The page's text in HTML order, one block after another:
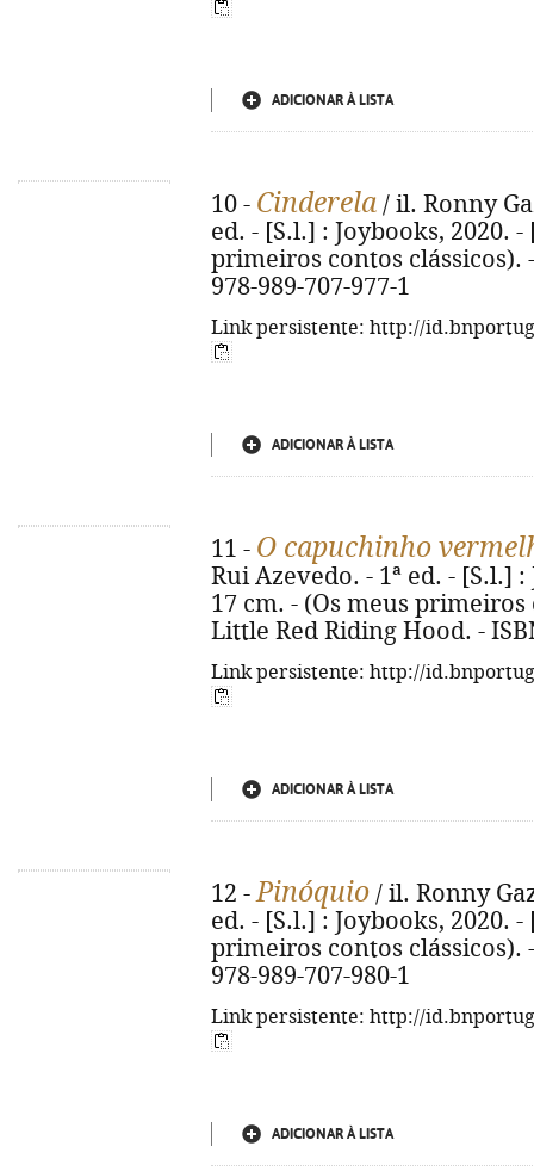
ADICIONAR À LISTA
10 - Cinderela / il. Ronny
ed. - [S.l.] : Joybooks, 2020.
primeiros contos clássicos).
978-989-707-977-1
Link persistente: http://
ADICIONAR À LISTA
11 - O capuchinho
Rui Azevedo. - 1ª ed. - [S.l.]
17 cm. - (Os meus
Little Red Riding Hood. -
Link persistente: http://
ADICIONAR À LISTA
12 -Pinóquio / il. Ronny
ed. - [S.l.] : Joybooks, 2020.
primeiros contos clássicos).
978-989-707-980-1
Link persistente: http://
ADICIONAR À LISTA